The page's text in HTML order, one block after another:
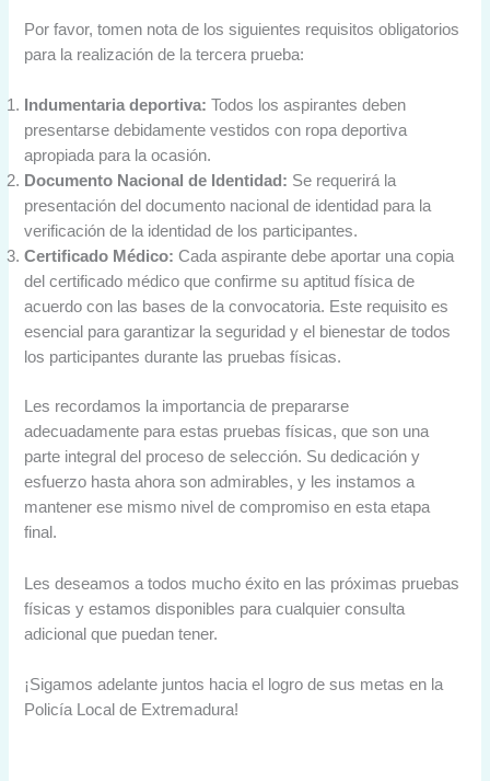
Por favor, tomen nota de los siguientes requisitos obligatorios
para la realización de la tercera prueba:
Indumentaria deportiva: Todos los aspirantes deben
presentarse debidamente vestidos con ropa deportiva
apropiada para la ocasión.
Documento Nacional de Identidad: Se requerirá la
presentación del documento nacional de identidad para la
verificación de la identidad de los participantes.
Certificado Médico: Cada aspirante debe aportar una copia
del certificado médico que confirme su aptitud física de
acuerdo con las bases de la convocatoria. Este requisito es
esencial para garantizar la seguridad y el bienestar de todos
los participantes durante las pruebas físicas.
Les recordamos la importancia de prepararse
adecuadamente para estas pruebas físicas, que son una
parte integral del proceso de selección. Su dedicación y
esfuerzo hasta ahora son admirables, y les instamos a
mantener ese mismo nivel de compromiso en esta etapa
final.
Les deseamos a todos mucho éxito en las próximas pruebas
físicas y estamos disponibles para cualquier consulta
adicional que puedan tener.
¡Sigamos adelante juntos hacia el logro de sus metas en la
Policía Local de Extremadura!